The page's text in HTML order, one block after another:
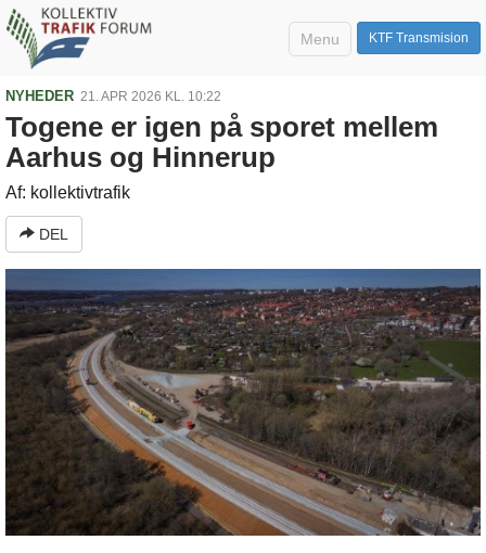
KTF Transmision
Menu
NYHEDER 21. APR 2026 KL. 10:22
Togene er igen på sporet mellem
Aarhus og Hinnerup
Af: kollektivtrafik
DEL